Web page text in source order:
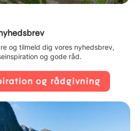
og tilmeld dig vores nyhedsbrev,
og gode råd.
og rådgivning